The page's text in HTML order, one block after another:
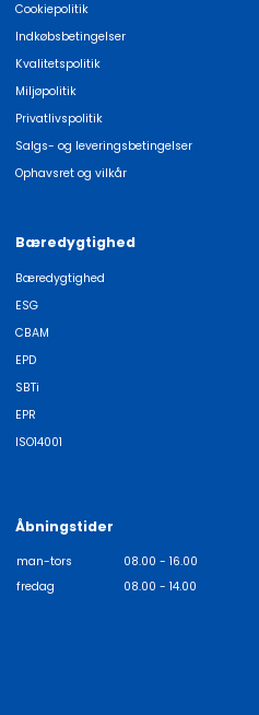
Cookiepolitik
Indkøbsbetingelser
Kvalitetspolitik
Miljøpolitik
Privatlivspolitik
Salgs- og leveringsbetingelser
Ophavsret og vilkår
Bæredygtighed
Bæredygtighed
ESG
CBAM
EPD
SBTi
EPR
ISO14001
Åbningstider
man-tors
08.00 - 16.00
fredag
08.00 - 14.00